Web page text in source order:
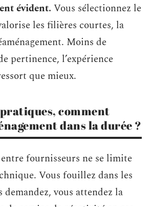
évident. Vous sélectionnez le
les filières courtes, la
Moins de
pertinence, l’expérience
que mieux.
comment
dans la durée ?
fournisseurs ne se limite
Vous fouillez dans les
demandez, vous attendez la